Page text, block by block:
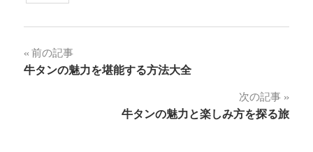
投
稿
前の記事
牛タンの魅力を堪能する方法大全
次の記事
牛タンの魅力と楽しみ方を探る旅